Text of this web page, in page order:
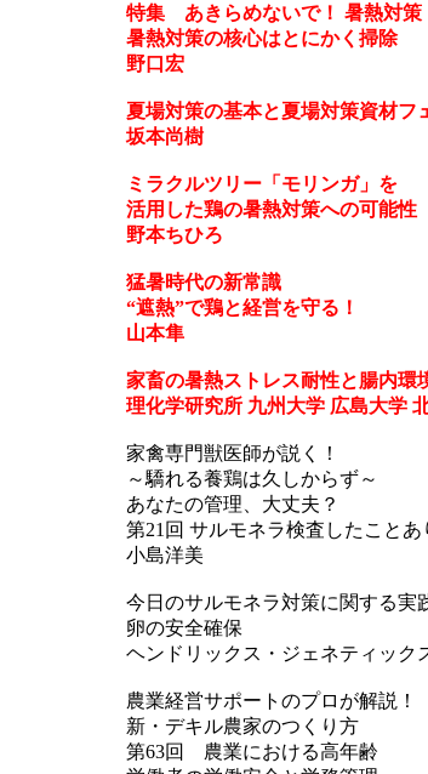
特集 あきらめないで！ 暑熱対策
暑熱対策の核心はとにかく掃除
野口宏
夏場対策の基本と夏場対策資材フ
坂本尚樹
ミラクルツリー「モリンガ」を
活用した鶏の暑熱対策への可能性
野本ちひろ
猛暑時代の新常識
“遮熱”で鶏と経営を守る！
山本隼
家畜の暑熱ストレス耐性と腸内環
理化学研究所 九州大学 広島大学
家禽専門獣医師が説く！
～驕れる養鶏は久しからず～
あなたの管理、大丈夫？
第21回 サルモネラ検査したことあ
小島洋美
今日のサルモネラ対策に関する実
卵の安全確保
ヘンドリックス・ジェネティック
農業経営サポートのプロが解説！
新・デキル農家のつくり方
第63回 農業における高年齢